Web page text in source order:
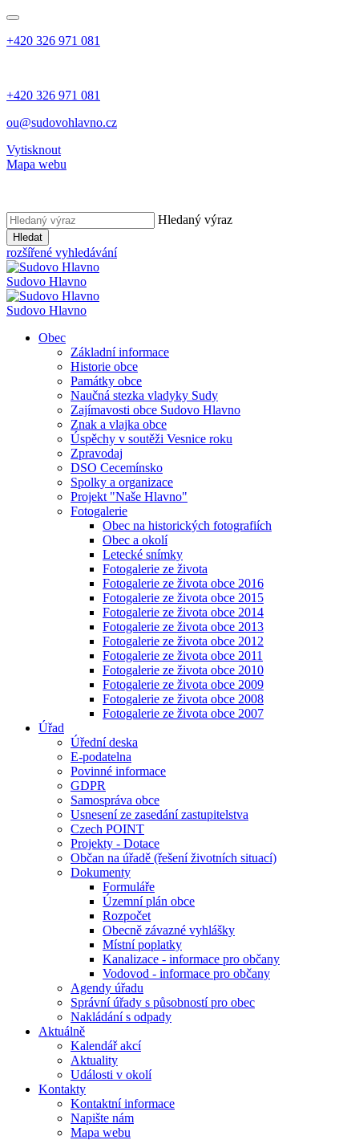
+420 326 971 081
+420 326 971 081
ou@sudovohlavno.cz
Vytisknout
Mapa webu
Hledaný výraz
Hledat
rozšířené vyhledávání
Sudovo Hlavno
Sudovo Hlavno
Obec
Základní informace
Historie obce
Památky obce
Naučná stezka vladyky Sudy
Zajímavosti obce Sudovo Hlavno
Znak a vlajka obce
Úspěchy v soutěži Vesnice roku
Zpravodaj
DSO Cecemínsko
Spolky a organizace
Projekt "Naše Hlavno"
Fotogalerie
Obec na historických fotografiích
Obec a okolí
Letecké snímky
Fotogalerie ze života
Fotogalerie ze života obce 2016
Fotogalerie ze života obce 2015
Fotogalerie ze života obce 2014
Fotogalerie ze života obce 2013
Fotogalerie ze života obce 2012
Fotogalerie ze života obce 2011
Fotogalerie ze života obce 2010
Fotogalerie ze života obce 2009
Fotogalerie ze života obce 2008
Fotogalerie ze života obce 2007
Úřad
Úřední deska
E-podatelna
Povinné informace
GDPR
Samospráva obce
Usnesení ze zasedání zastupitelstva
Czech POINT
Projekty - Dotace
Občan na úřadě (řešení životních situací)
Dokumenty
Formuláře
Územní plán obce
Rozpočet
Obecně závazné vyhlášky
Místní poplatky
Kanalizace - informace pro občany
Vodovod - informace pro občany
Agendy úřadu
Správní úřady s působností pro obec
Nakládání s odpady
Aktuálně
Kalendář akcí
Aktuality
Události v okolí
Kontakty
Kontaktní informace
Napište nám
Mapa webu